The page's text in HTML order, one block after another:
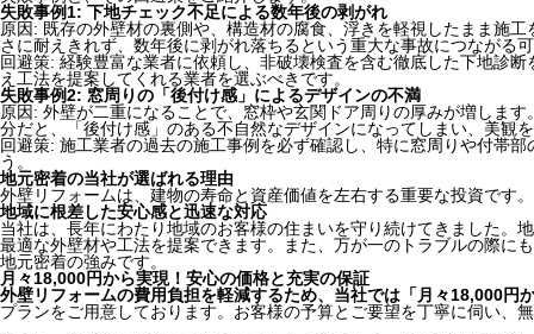
失敗事例1: 下地チェック不足による数年後の剥がれ
原因: 既存の外壁材の裏側や、構造材の腐食、浮きを軽視したまま施
さに耐えきれず、数年後に剥がれ落ちるという重大な事故につながる
回避策: 経験豊富な業者に依頼し、非破壊検査を含む徹底した下地診
え工法を提案してくれる業者を選ぶべきです。
失敗事例2: 窓周りの「後付け感」によるデザインの不満
原因: 外壁が二重になることで、窓枠や玄関ドア周りの厚みが増しま
分だと、「後付け感」のある不自然なデザインになってしまい、美観
回避策: 施工業者の過去の施工事例を必ず確認し、特に窓周りや付帯
う。
地元密着の当社が選ばれる理由
外壁リフォームは、建物の寿命と資産価値を左右する重要な投資です
地域に根差した安心感と迅速な対応
当社は、長年にわたり地域のお客様の住まいを守り続けてきました。
最適な外壁材や工法を提案できます。また、万が一のトラブルの際に
地元密着の強みです。
月々18,000円から実現！安心の価格と充実の保証
外壁リフォームの費用負担を軽減するため、当社では「月々18,000円
プランをご用意しております。お客様の予算とご要望を丁寧に伺い、